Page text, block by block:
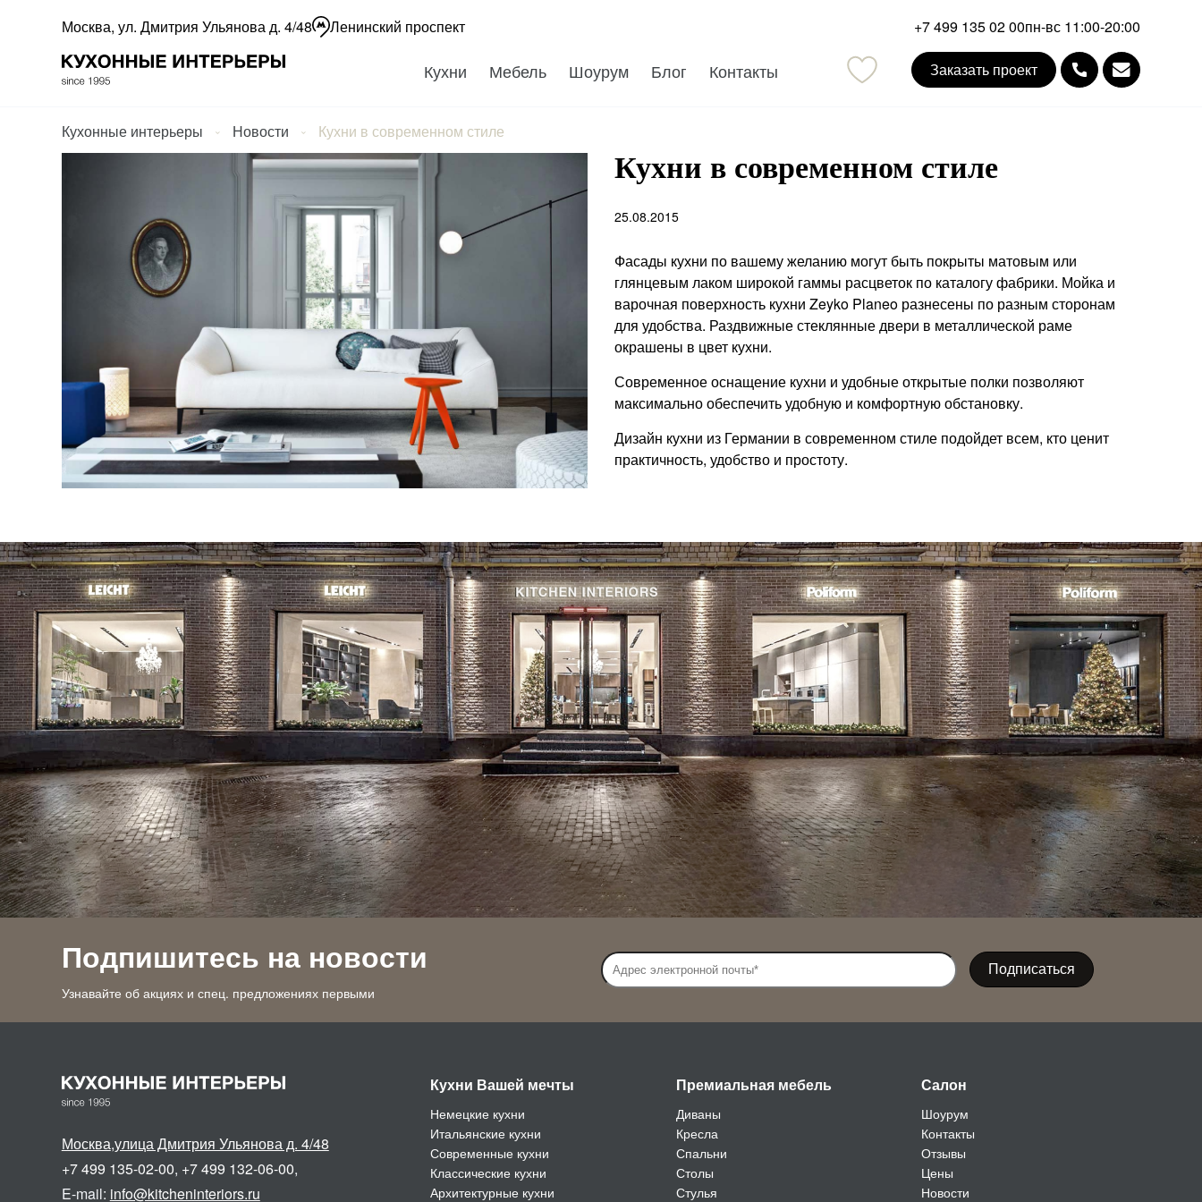
Москва, ул. Дмитрия Ульянова д. 4/48 Ленинский проспект +7 499 135 02 00пн-вс 11:00-20:00
Кухни Мебель Шоурум Блог Контакты
Заказать проект
mail
Кухонные интерьеры
Новости Кухни в современном стиле
Кухни в современном стиле
25.08.2015
Фасады кухни по вашему желанию могут быть покрыты матовым или
глянцевым лаком широкой гаммы расцветок по каталогу фабрики. Мойка и
варочная поверхность кухни Zeyko Planeo разнесены по разным сторонам
для удобства. Раздвижные стеклянные двери в металлической раме
окрашены в цвет кухни.
Современное оснащение кухни и удобные открытые полки позволяют
максимально обеспечить удобную и комфортную обстановку.
Дизайн кухни из Германии в современном стиле подойдет всем, кто ценит
практичность, удобство и простоту.
Подпишитесь на новости
Узнавайте об акциях и спец. предложениях первыми
Москва,улица Дмитрия Ульянова д. 4/48
+7 499 135-02-00, +7 499 132-06-00,
E-mail: info@kitcheninteriors.ru
Кухни Вашей мечты
Немецкие кухни
Итальянские кухни
Современные кухни
Классические кухни
Архитектурные кухни
Премиальная мебель
Диваны
Кресла
Спальни
Столы
Стулья
Салон
Шоурум
Контакты
Отзывы
Цены
Новости